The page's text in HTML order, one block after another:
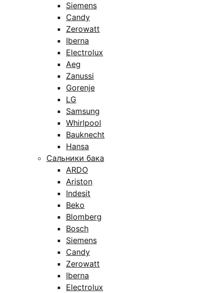
Siemens
Candy
Zerowatt
Iberna
Electrolux
Aeg
Zanussi
Gorenje
LG
Samsung
Whirlpool
Bauknecht
Hansa
Сальники бака
ARDO
Ariston
Indesit
Beko
Blomberg
Bosch
Siemens
Candy
Zerowatt
Iberna
Electrolux